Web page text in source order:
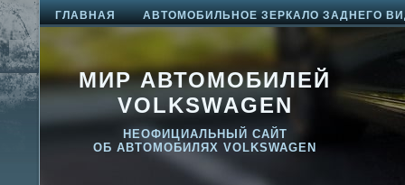
ГЛАВНАЯ АВТОМОБИЛЬНОЕ ЗЕРКАЛО ЗАДНЕГО
МИР АВТОМОБИЛЕЙ
VOLKSWAGEN
НЕОФИЦИАЛЬНЫЙ САЙТ
ОБ АВТОМОБИЛЯХ VOLKSWAGEN